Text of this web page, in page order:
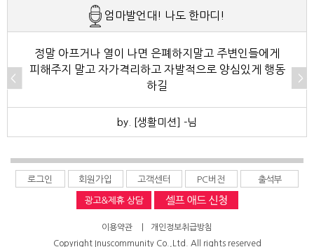
에있는걸로 저도 해결하네요. 처서가 23일이네요. 비좀
왔음 좋겠어요.근대 당분간 비소식이 없더라구요. 내일
부터 중부지방은 더위가 좀 주춤한다 일기예보서 그러
긴하데요. 좀만 참으면 되겠지요. 에어컨 없는집 어찌사
오고 난리도 아니더만요. 아파트는 그래서 저는 싫어요.
라로 변할수도 있겠어요 쿠팡에 바람나오는 팬달린 조
끼팔던데 그거는 오래는 사용이안되겠지요 태풍이라도
불어 이 열기를 식혀주먼 좋겠어요 살다가 태풍기다리
기는 처음이네요
자들이 방광염에 자주 걸리듯이 그병도 재발이 잦은편
이여서 조심하셔야 할거에요 남편분 술 좋아하시나요
보통 술많이 드시는분이 오는 질병인데 저의 아버지가
술고래였거든요
엄마발언대! 나도 한마디!
정말 아프거나 열이 나면 은폐하지말고 주변인들에게
피해주지 말고 자가격리하고 자발적으로 양심있게 행동
하길
by. [생활미션] -님
로그인 회원가입 고객센터 PC버전 출석부
이용약관
개인정보취급방침
Copyright Inuscommunity Co.,Ltd. All rights reserved